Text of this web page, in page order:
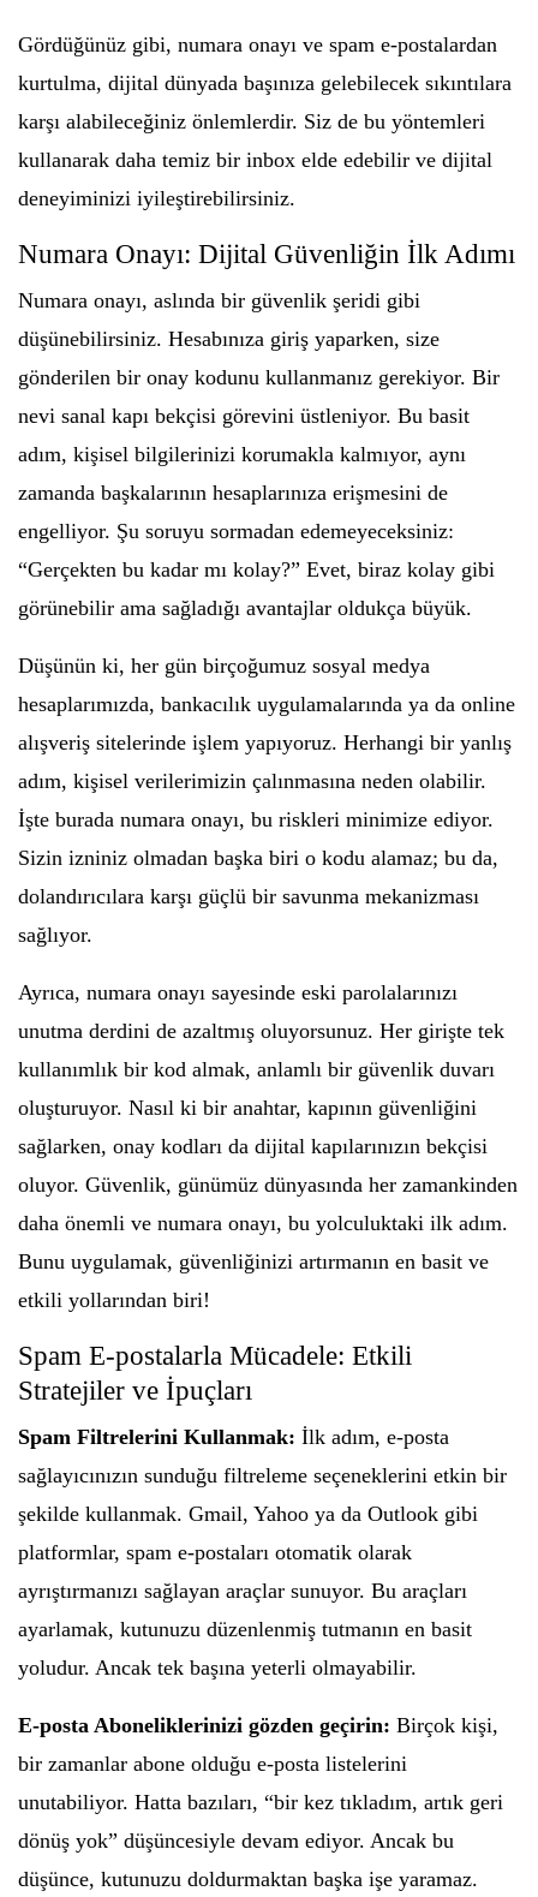
Gördüğünüz gibi, numara onayı ve spam e-postalardan
kurtulma, dijital dünyada başınıza gelebilecek sıkıntılara
karşı alabileceğiniz önlemlerdir. Siz de bu yöntemleri
kullanarak daha temiz bir inbox elde edebilir ve dijital
deneyiminizi iyileştirebilirsiniz.
Numara Onayı: Dijital Güvenliğin İlk Adımı
Numara onayı, aslında bir güvenlik şeridi gibi
düşünebilirsiniz. Hesabınıza giriş yaparken, size
gönderilen bir onay kodunu kullanmanız gerekiyor. Bir
nevi sanal kapı bekçisi görevini üstleniyor. Bu basit
adım, kişisel bilgilerinizi korumakla kalmıyor, aynı
zamanda başkalarının hesaplarınıza erişmesini de
engelliyor. Şu soruyu sormadan edemeyeceksiniz:
“Gerçekten bu kadar mı kolay?” Evet, biraz kolay gibi
görünebilir ama sağladığı avantajlar oldukça büyük.
Düşünün ki, her gün birçoğumuz sosyal medya
hesaplarımızda, bankacılık uygulamalarında ya da online
alışveriş sitelerinde işlem yapıyoruz. Herhangi bir yanlış
adım, kişisel verilerimizin çalınmasına neden olabilir.
İşte burada numara onayı, bu riskleri minimize ediyor.
Sizin izniniz olmadan başka biri o kodu alamaz; bu da,
dolandırıcılara karşı güçlü bir savunma mekanizması
sağlıyor.
Ayrıca, numara onayı sayesinde eski parolalarınızı
unutma derdini de azaltmış oluyorsunuz. Her girişte tek
kullanımlık bir kod almak, anlamlı bir güvenlik duvarı
oluşturuyor. Nasıl ki bir anahtar, kapının güvenliğini
sağlarken, onay kodları da dijital kapılarınızın bekçisi
oluyor. Güvenlik, günümüz dünyasında her zamankinden
daha önemli ve numara onayı, bu yolculuktaki ilk adım.
Bunu uygulamak, güvenliğinizi artırmanın en basit ve
etkili yollarından biri!
Spam E-postalarla Mücadele: Etkili
Stratejiler ve İpuçları
Spam Filtrelerini Kullanmak: İlk adım, e-posta
sağlayıcınızın sunduğu filtreleme seçeneklerini etkin bir
şekilde kullanmak. Gmail, Yahoo ya da Outlook gibi
platformlar, spam e-postaları otomatik olarak
ayrıştırmanızı sağlayan araçlar sunuyor. Bu araçları
ayarlamak, kutunuzu düzenlenmiş tutmanın en basit
yoludur. Ancak tek başına yeterli olmayabilir.
E-posta Aboneliklerinizi gözden geçirin: Birçok kişi,
bir zamanlar abone olduğu e-posta listelerini
unutabiliyor. Hatta bazıları, “bir kez tıkladım, artık geri
dönüş yok” düşüncesiyle devam ediyor. Ancak bu
düşünce, kutunuzu doldurmaktan başka işe yaramaz.